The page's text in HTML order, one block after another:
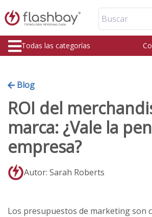
Buscar
Todas las categorías
Blog
ROI del
marca: ¿Vale la
empresa?
Autor: Sarah Roberts
Los presupuestos de marketing son